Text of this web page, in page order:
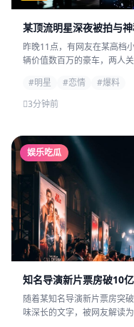
某顶流明星深夜被拍与
昨晚11点，有网友在某高档
辆价值数百万的豪车，两人
#明星
#恋情
#爆料
3分钟前
娱乐吃瓜
知名导演新片票房破10
随着某知名导演新片票房突
味深长的文字，被网友解读